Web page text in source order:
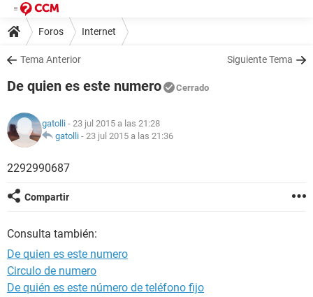
Foros Internet
Tema Anterior Siguiente Tema
De quien es este numero Cerrado
gatolli - 23 jul 2015 a las 21:28
gatolli - 23 jul 2015 a las 21:36
2292990687
Compartir
Consulta también:
De quien es este numero
Circulo de numero
De quién es este número de teléfono fijo